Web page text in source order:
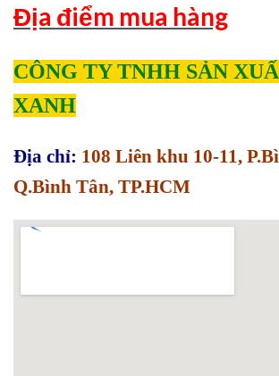
Địa điểm mua hàng
CÔNG TY TNHH SẢN
XANH
Địa chỉ: 108 Liên khu 10-11,
Q.Bình Tân, TP.HCM